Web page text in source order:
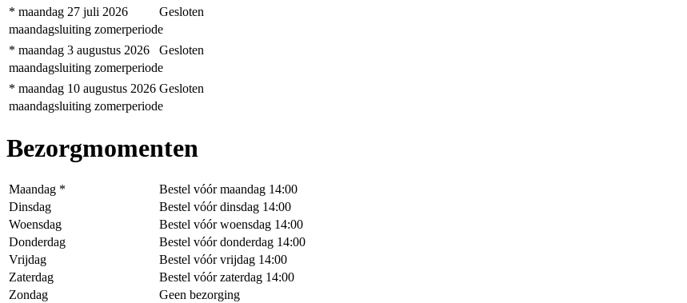
* maandag 27 juli 2026
Gesloten
maandagsluiting zomerperiode
* maandag 3 augustus 2026
Gesloten
maandagsluiting zomerperiode
* maandag 10 augustus 2026 Gesloten
maandagsluiting zomerperiode
Bezorgmomenten
Maandag *
Bestel vóór maandag 14:00
Dinsdag
Bestel vóór dinsdag 14:00
Woensdag
Bestel vóór woensdag 14:00
Donderdag
Bestel vóór donderdag 14:00
Vrijdag
Bestel vóór vrijdag 14:00
Zaterdag
Bestel vóór zaterdag 14:00
Zondag
Geen bezorging